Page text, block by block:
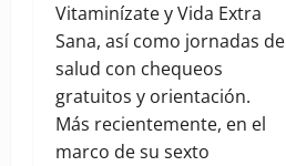
Vitaminízate y Vida Extra
Sana, así como jornadas de
salud con chequeos
gratuitos y orientación.
Más recientemente, en el
marco de su sexto